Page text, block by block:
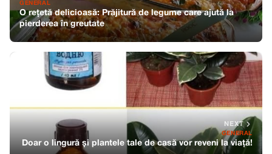
GENERAL
O rețetă delicioasă: Prăjitură de legume care ajută la
pierderea în greutate
NEXT
GENERAL
Doar o lingură și plantele tale de casă vor reveni la viață!